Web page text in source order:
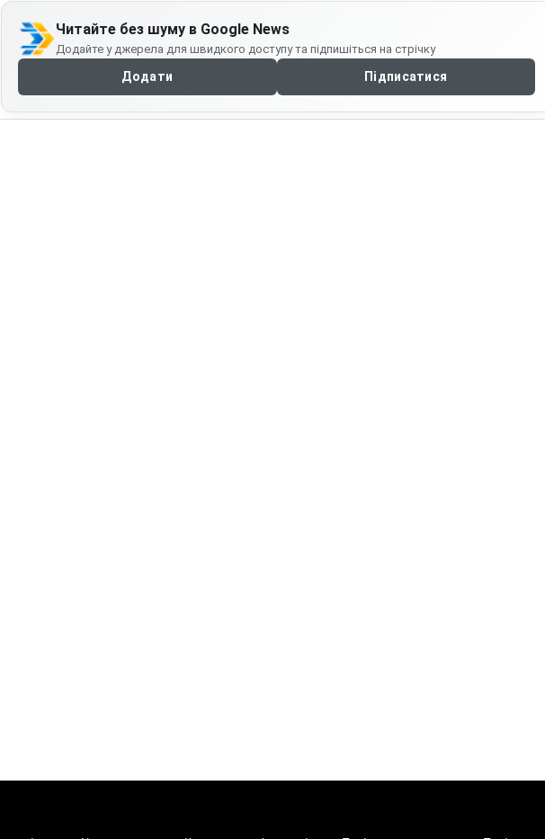
Читайте без шуму в Google News
Додайте у джерела для швидкого доступу та підпишіться на стрічку
Додати Підписатися